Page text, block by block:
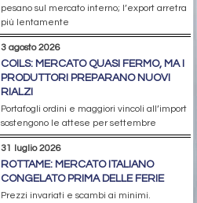
pesano sul mercato interno; l’export arretra
più lentamente
3 agosto 2026
COILS: MERCATO QUASI FERMO, MA I
PRODUTTORI PREPARANO NUOVI
RIALZI
Portafogli ordini e maggiori vincoli all’import
sostengono le attese per settembre
31 luglio 2026
ROTTAME: MERCATO ITALIANO
CONGELATO PRIMA DELLE FERIE
Prezzi invariati e scambi ai minimi.